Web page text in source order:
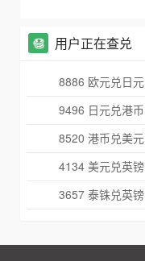
用户正在查兑
8886 欧元兑日元
9496 日元兑港币
8520 港币兑美元
4134 美元兑英镑
3657 泰铢兑英镑